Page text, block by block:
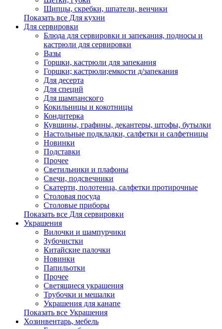
Щипцы, скребки, шпатели, венчики
Показать все Для кухни
Для сервировки
Блюда для сервировки и запекания, подносы и
кастрюли для сервировки
Вазы
Горшки, кастрюли для запекания
Горшки; кастрюли;емкости д/запекания
Для десерта
Для специй
Для шампанского
Кокильницы и кокотницы
Кондитерка
Кувшины, графины, декантеры, штофы, бутылки
Настольные подкладки, салфетки и салфетницы
Новинки
Подставки
Прочее
Светильники и плафоны
Свечи, подсвечники
Скатерти, полотенца, салфетки протирочные
Столовая посуда
Столовые приборы
Показать все Для сервировки
Украшения
Вилочки и шампурчики
Зубочистки
Китайские палочки
Новинки
Папильотки
Прочее
Светящиеся украшения
Трубочки и мешалки
Украшения для канапе
Показать все Украшения
Хозинвентарь, мебель